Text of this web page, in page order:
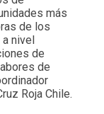
más
de los
nivel
de
de
Roja Chile.